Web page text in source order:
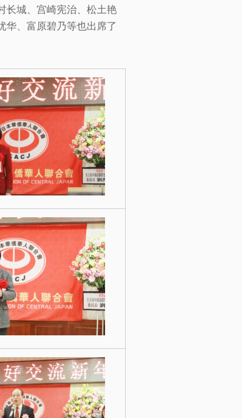
长城、宫崎宪治、松土艳
华、富原碧乃等也出席了